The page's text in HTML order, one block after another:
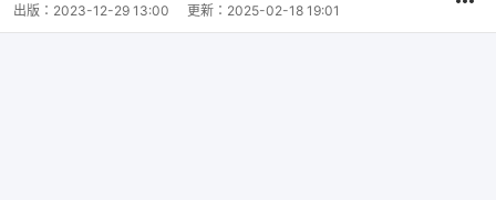
出版： 2023-12-29 13:00 更新： 2025-02-18 19:01